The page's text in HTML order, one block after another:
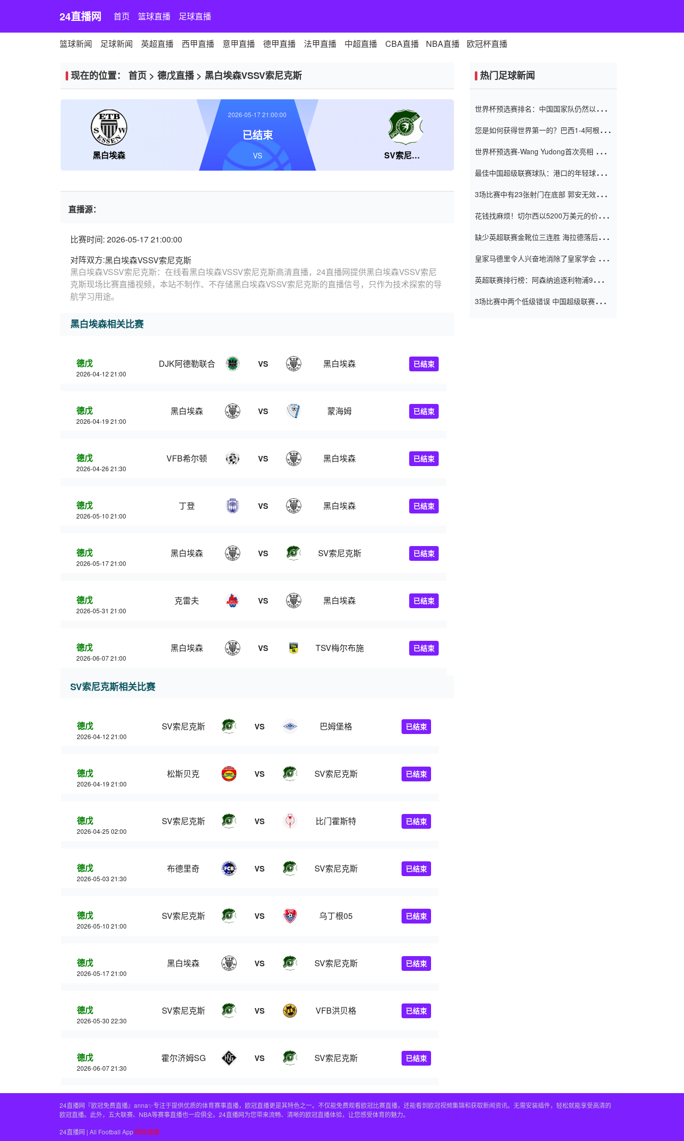
24直播网 首页 篮球直播 足球直播
篮球新闻 足球新闻 英超直播 西甲直播 意甲直播 德甲直播 法甲直播 中超直播 CBA直播 NBA直播 欧冠杯直播
现在的位置： 首页 > 德戊直播> 黑白埃森VSSV索尼克斯
黑白埃森 SV索尼克斯
2026-05-17 21:00:00
已结束
VS
直播源：
比赛时间: 2026-05-17 21:00:00
对阵双方:黑白埃森VSSV索尼克斯
黑白埃森VSSV索尼克斯：在线看黑白埃森VSSV索尼克斯高清直播，24直播网提供黑白埃森VSSV索尼
克斯现场比赛直播视频，本站不制作、不存储黑白埃森VSSV索尼克斯的直播信号，只作为技术探索的导
航学习用途。
黑白埃森相关比赛
德戊
2026-04-12 21:00
DJK阿德勒联合 VS 黑白埃森 已结束
德戊
2026-04-19 21:00
黑白埃森 VS 蒙海姆 已结束
德戊
2026-04-26 21:30
VFB希尔顿 VS 黑白埃森 已结束
德戊
2026-05-10 21:00
丁登 VS 黑白埃森 已结束
德戊
2026-05-17 21:00
黑白埃森 VS SV索尼克斯 已结束
德戊
2026-05-31 21:00
克雷夫 VS 黑白埃森 已结束
德戊
2026-06-07 21:00
黑白埃森 VS TSV梅尔布施 已结束
SV索尼克斯相关比赛
德戊
2026-04-12 21:00
SV索尼克斯 VS 巴姆堡格 已结束
德戊
2026-04-19 21:00
松斯贝克 VS SV索尼克斯 已结束
德戊
2026-04-25 02:00
SV索尼克斯 VS 比门霍斯特 已结束
德戊
2026-05-03 21:30
布德里奇 VS SV索尼克斯 已结束
德戊
2026-05-10 21:00
SV索尼克斯 VS 乌丁根05 已结束
德戊
2026-05-17 21:00
黑白埃森 VS SV索尼克斯 已结束
德戊
2026-05-30 22:30
SV索尼克斯 VS VFB洪贝格 已结束
德戊
2026-06-07 21:30
霍尔济姆SG VS SV索尼克斯 已结束
热门足球新闻
世界杯预选赛排名：中国国家队仍然以6分
您是如何获得世界第一的？巴西1-4阿根
世界杯预选赛-Wang Yudong首次亮相 中国
最佳中国超级联赛球队：港口的年轻球员在
（Taishan）
3场比赛中有23张射门在底部 郭安无效传球
花钱找麻烦！切尔西以5200万美元的价格
窗口
缺少英超联赛金靴位三连胜 海拉德落后6球
皇家马德里令人兴奋地消除了皇家学会 安
英超联赛排行榜：阿森纳追逐利物浦9分 曼
3场比赛中两个低级错误 中国超级联赛的前
24直播网『欧冠免费直播』anna✨专注于提供优质的体育赛事直播，欧冠直播更是其特色之一。不仅能免费观看欧冠比赛直播，还能看到欧冠视频集锦和获取新闻资讯。无需安装插件，轻松就能享受高清的
欧冠直播。此外，五大联赛、NBA等赛事直播也一应俱全。24直播网为您带来流畅、清晰的欧冠直播体验，让您感受体育的魅力。
24直播网 | All Football App 网站地图